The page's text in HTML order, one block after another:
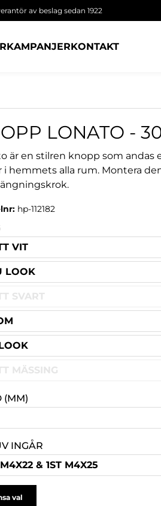
av beslag sedan 1922
KAMPANJERKONTAKT
LONATO -
är en stilren knopp som
i hemmets alla rum. Montera
hp-112182
VIT
LOOK
SVART
MÄSSING
(MM)
INGÅR
M4X22 & 1ST M4X25
val